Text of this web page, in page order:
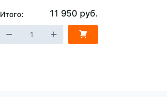
Итого: 11 950 руб.